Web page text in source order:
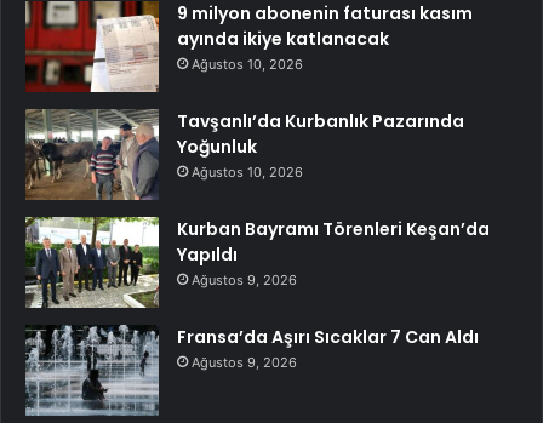
9 milyon abonenin faturası kasım
ayında ikiye katlanacak
Ağustos 10, 2026
Tavşanlı’da Kurbanlık Pazarında
Yoğunluk
Ağustos 10, 2026
Kurban Bayramı Törenleri Keşan’da
Yapıldı
Ağustos 9, 2026
Fransa’da Aşırı Sıcaklar 7 Can Aldı
Ağustos 9, 2026